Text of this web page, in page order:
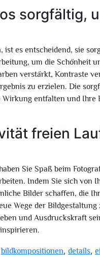
sorgfältig,
ist es entscheidend, sie
um die Schönheit
verstärkt, Kontraste
zu erzielen. Die
entfalten und
freien
Sie Spaß beim
Indem Sie sich von
Bilder schaffen, die
Wege der
und Ausdruckskraft
bildkompositionen, details,